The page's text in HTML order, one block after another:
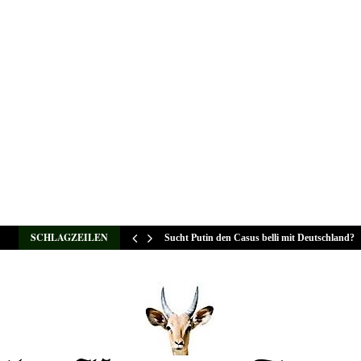
SCHLAGZEILEN Sucht Putin den Casus belli mit Deutschland?